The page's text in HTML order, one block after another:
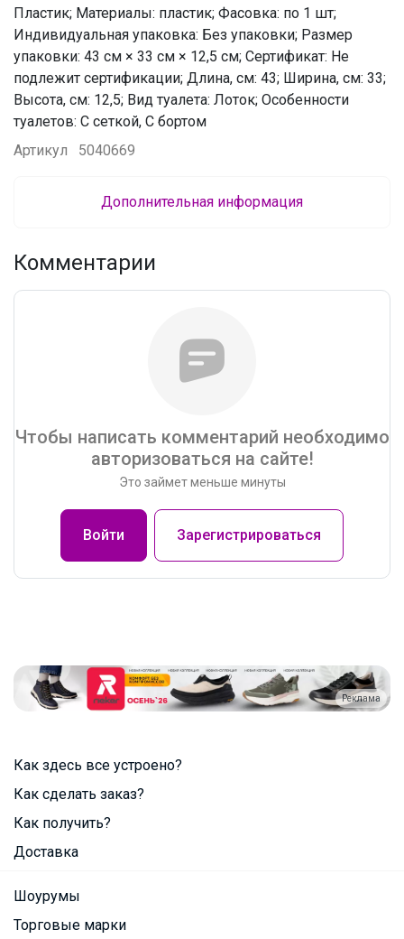
Пластик; Материалы: пластик; Фасовка: по 1 шт;
Индивидуальная упаковка: Без упаковки; Размер
упаковки: 43 см × 33 см × 12,5 см; Сертификат: Не
подлежит сертификации; Длина, см: 43; Ширина, см: 33;
Высота, см: 12,5; Вид туалета: Лоток; Особенности
туалетов: С сеткой, С бортом
Артикул
5040669
Дополнительная информация
Комментарии
Чтобы написать комментарий необходимо
авторизоваться на сайте!
Это займет меньше минуты
Войти Зарегистрироваться
Реклама
Как здесь все устроено?
Как сделать заказ?
Как получить?
Доставка
Шоурумы
Торговые марки